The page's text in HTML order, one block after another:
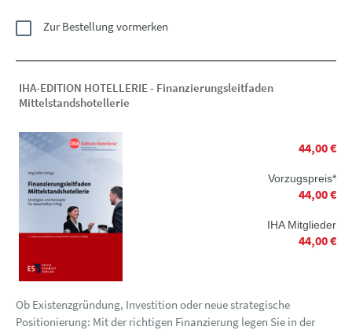
Zur Bestellung vormerken
IHA-EDITION HOTELLERIE - Finanzierungsleitfaden
Mittelstandshotellerie
44,00 €
Vorzugspreis*
44,00 €
IHA Mitglieder
44,00 €
Ob Existenzgründung, Investition oder neue strategische
Positionierung: Mit der richtigen Finanzierung legen Sie in der